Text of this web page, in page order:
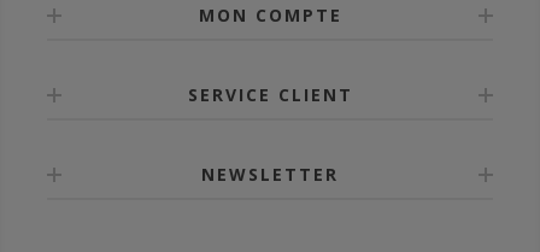
MON COMPTE
SERVICE CLIENT
NEWSLETTER